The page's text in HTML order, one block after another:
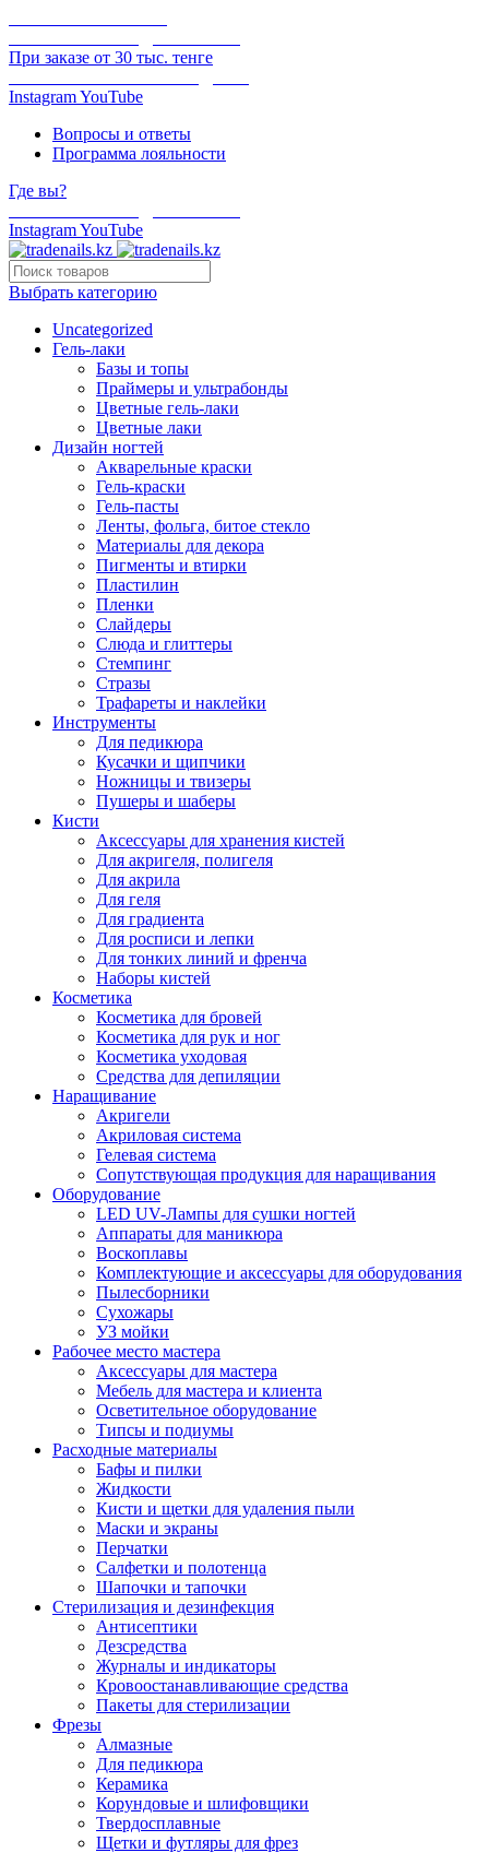
При заказе от 30 тыс. тенге
InstagramYouTube
Вопросы и ответы
Программа лояльности
Где вы?
InstagramYouTube
Выбрать категорию
Uncategorized
Гель-лаки
Базы и топы
Праймеры и ультрабонды
Цветные гель-лаки
Цветные лаки
Дизайн ногтей
Акварельные краски
Гель-краски
Гель-пасты
Ленты, фольга, битое стекло
Материалы для декора
Пигменты и втирки
Пластилин
Пленки
Слайдеры
Слюда и глиттеры
Стемпинг
Стразы
Трафареты и наклейки
Инструменты
Для педикюра
Кусачки и щипчики
Ножницы и твизеры
Пушеры и шаберы
Кисти
Аксессуары для хранения кистей
Для акригеля, полигеля
Для акрила
Для геля
Для градиента
Для росписи и лепки
Для тонких линий и френча
Наборы кистей
Косметика
Косметика для бровей
Косметика для рук и ног
Косметика уходовая
Средства для депиляции
Наращивание
Акригели
Акриловая система
Гелевая система
Сопутствующая продукция для наращивания
Оборудование
LED UV-Лампы для сушки ногтей
Аппараты для маникюра
Воскоплавы
Комплектующие и аксессуары для оборудования
Пылесборники
Сухожары
УЗ мойки
Рабочее место мастера
Аксессуары для мастера
Мебель для мастера и клиента
Осветительное оборудование
Типсы и подиумы
Расходные материалы
Бафы и пилки
Жидкости
Кисти и щетки для удаления пыли
Маски и экраны
Перчатки
Салфетки и полотенца
Шапочки и тапочки
Стерилизация и дезинфекция
Антисептики
Дезсредства
Журналы и индикаторы
Кровоостанавливающие средства
Пакеты для стерилизации
Фрезы
Алмазные
Для педикюра
Керамика
Корундовые и шлифовщики
Твердосплавные
Щетки и футляры для фрез